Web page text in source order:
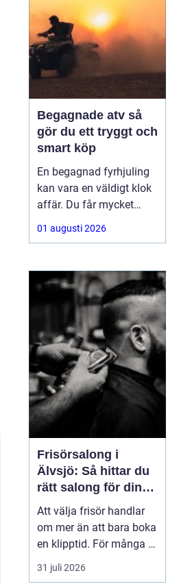
hårt vat...
Begagnade atv så
gör du ett tryggt och
smart köp
En begagnad fyrhjuling
kan vara en väldigt klok
affär. Du får mycket
funktion för pengarna
och slipper den största
ofta kommer direkt när
en maskin är ny.
Samtidigt kräver ett
andrahandsköp mer
eftertanke. Den som vill
köpa
01 augusti 2026
Frisörsalong i
Älvsjö: Så hittar du
rätt salong för din
stil och vardag
Att välja frisör handlar
om mer än att bara boka
en klipptid. För många är
frisörbesöket en paus i
vardagen, en chans att
31 juli 2026